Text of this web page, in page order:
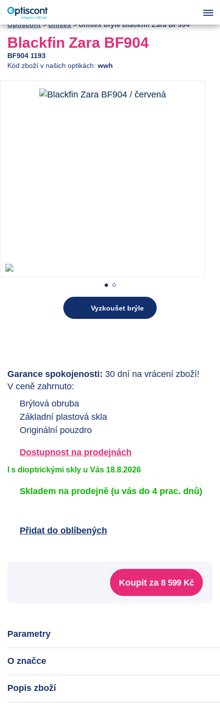
Optiscont Unisex Unisex brýle Blackfin Zara BF904
Blackfin Zara BF904
BF904 1193
Kód zboží v našich optikách: wwh
Vyzkoušet brýle
Garance spokojenosti: 30 dní na vrácení zboží!
V ceně zahrnuto:
Brýlová obruba
Základní plastová skla
Originální pouzdro
Dostupnost na prodejnách
I s dioptrickými skly u Vás 18.8.2026
Skladem na prodejně (u vás do 4 prac. dnů)
Přidat do oblíbených
Koupit za 8 599 Kč
Parametry
O značce
Popis zboží